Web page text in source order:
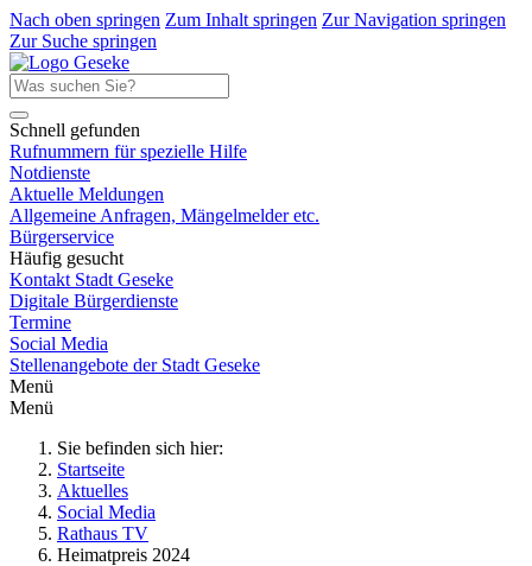
Nach oben springen Zum Inhalt springen Zur Navigation springen
Zur Suche springen
Schnell gefunden
Rufnummern für spezielle Hilfe
Notdienste
Aktuelle Meldungen
Allgemeine Anfragen, Mängelmelder etc.
Bürgerservice
Häufig gesucht
Kontakt Stadt Geseke
Digitale Bürgerdienste
Termine
Social Media
Stellenangebote der Stadt Geseke
Menü
Menü
Sie befinden sich hier:
Startseite
Aktuelles
Social Media
Rathaus TV
Heimatpreis 2024